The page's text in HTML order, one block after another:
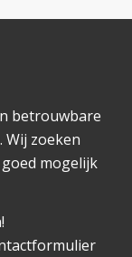
betrouwbare
zoeken
mogelijk